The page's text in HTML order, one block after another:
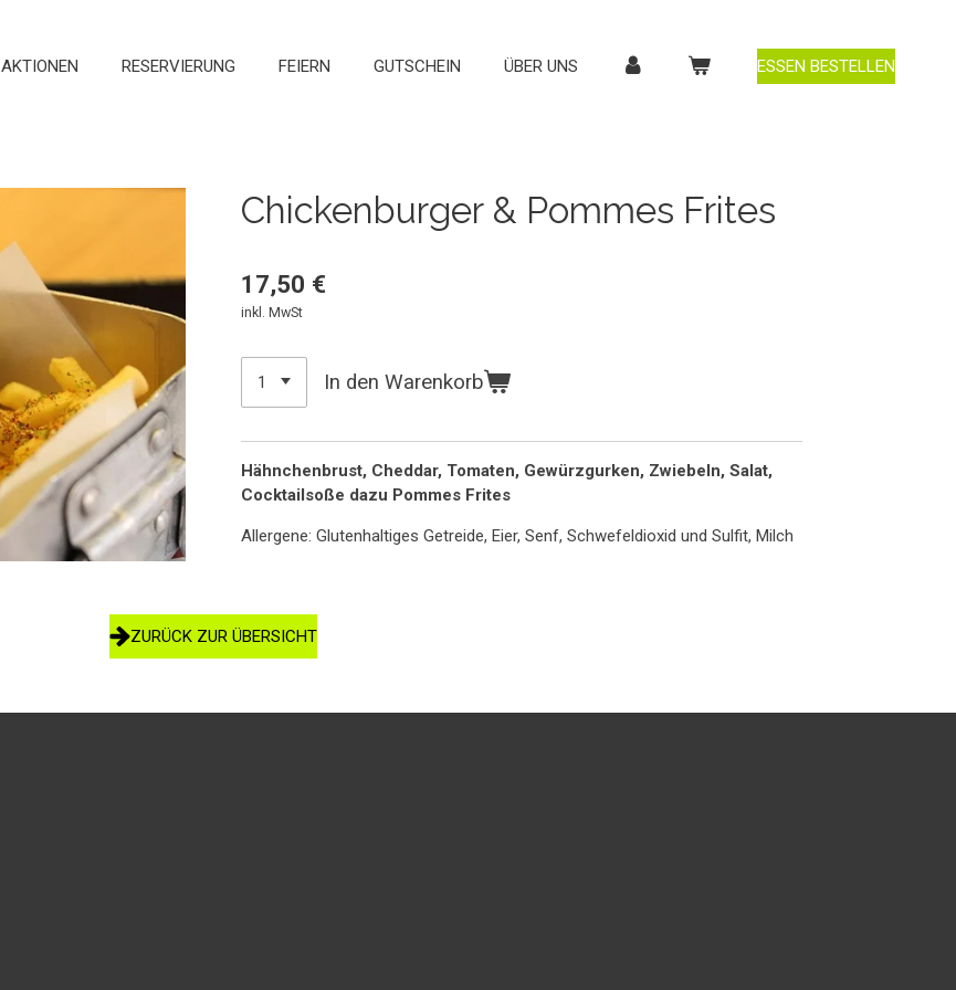
AKTIONEN RESERVIERUNG FEIERN GUTSCHEIN ÜBER UNS ESSEN BESTELLEN
Chickenburger & Pommes Frites
17,50 €
inkl. MwSt
In den Warenkorb
Hähnchenbrust, Cheddar, Tomaten, Gewürzgurken, Zwiebeln, Salat,
Cocktailsoße dazu Pommes Frites
Allergene: Glutenhaltiges Getreide, Eier, Senf, Schwefeldioxid und Sulfit, Milch
ZURÜCK ZUR ÜBERSICHT